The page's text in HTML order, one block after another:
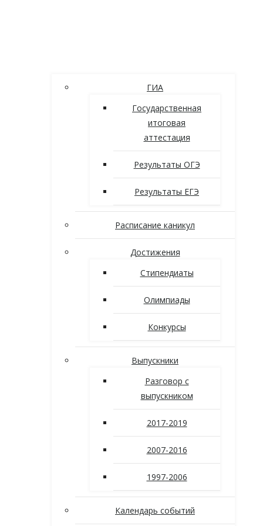
ГИА
Государственная
итоговая
аттестация
Результаты ОГЭ
Результаты ЕГЭ
Расписание каникул
Достижения
Стипендиаты
Олимпиады
Конкурсы
Выпускники
Разговор с
выпускником
2017-2019
2007-2016
1997-2006
Календарь событий